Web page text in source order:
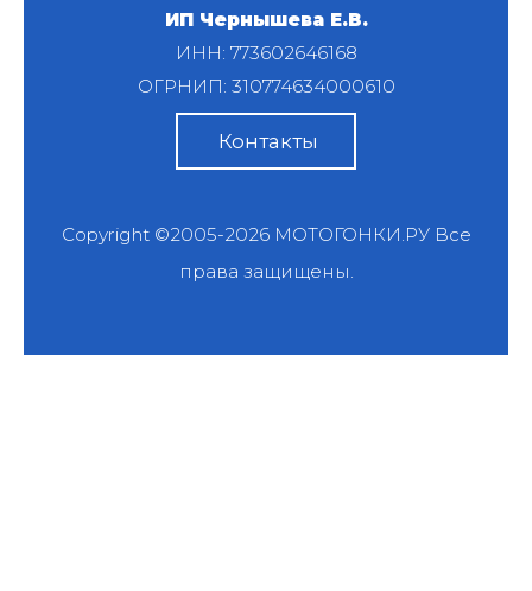
ИП Чернышева Е.В.
ИНН: 773602646168
ОГРНИП: 310774634000610
Контакты
Copyright ©2005-2026 МОТОГОНКИ.РУВсе
права защищены.